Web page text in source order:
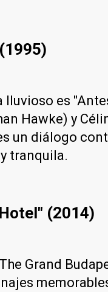
lluvioso es
Hawke) y
un diálogo
tranquila.
(2014)
Grand